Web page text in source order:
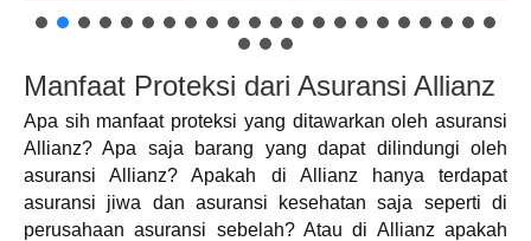
Manfaat Proteksi dari Asuransi Allianz
Apa sih manfaat proteksi yang ditawarkan oleh asuransi
Allianz? Apa saja barang yang dapat dilindungi oleh
asuransi Allianz? Apakah di Allianz hanya terdapat
asuransi jiwa dan asuransi kesehatan saja seperti di
perusahaan asuransi sebelah? Atau di Allianz apakah